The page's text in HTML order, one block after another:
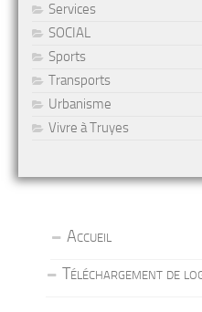
Services
SOCIAL
Sports
Transports
Urbanisme
Vivre à Truyes
Accueil
Téléchargement de